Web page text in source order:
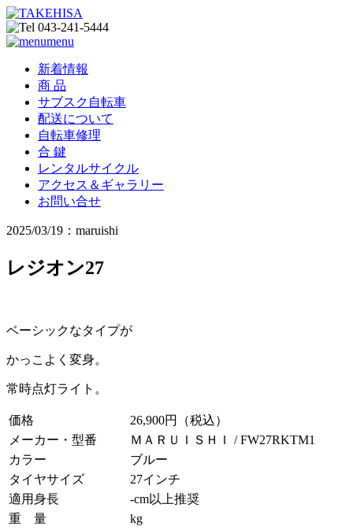
menu
新着情報
商 品
サブスク自転車
配送について
自転車修理
合 鍵
レンタルサイクル
アクセス＆ギャラリー
お問い合せ
2025/03/19：maruishi
レジオン27
ベーシックなタイプが
かっこよく変身。
常時点灯ライト。
価格
26,900円（税込）
メーカー・型番
ＭＡＲＵＩＳＨＩ / FW27RKTM1
カラー
ブルー
タイヤサイズ
27インチ
適用身長
-cm以上推奨
重 量
kg